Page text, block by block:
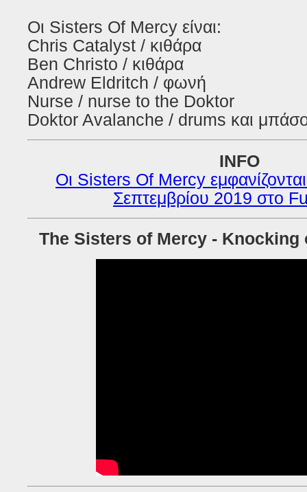
Οι Sisters Of Mercy είναι:
Chris Catalyst / κιθάρα
Ben Christo / κιθάρα
Andrew Eldritch / φωνή
Nurse / nurse to the Doktor
Doktor Avalanche / drums και
INFO
Οι Sisters Of Mercy
Σεπτεμβρίου 2019 στο
The Sisters of Mercy - Knocking